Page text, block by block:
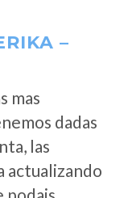
–
mas
dadas
las
actualizando